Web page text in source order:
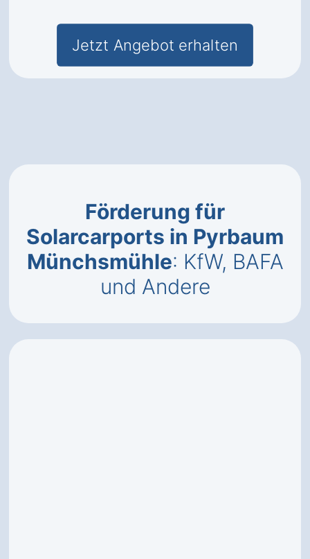
Jetzt Angebot erhalten
Förderung für
Solarcarports in Pyrbaum
Münchsmühle: KfW, BAFA
und Andere